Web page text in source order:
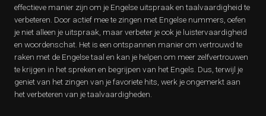
effectieve manier zijn om je Engelse uitspraak en taalvaardigheid te
verbeteren. Door actief mee te zingen met Engelse nummers, oefen
je niet alleen je uitspraak, maar verbeter je ook je luistervaardigheid
en woordenschat. Het is een ontspannen manier om vertrouwd te
raken met de Engelse taal en kan je helpen om meer zelfvertrouwen
te krijgen in het spreken en begrijpen van het Engels. Dus, terwijl je
geniet van het zingen van je favoriete hits, werk je ongemerkt aan
het verbeteren van je taalvaardigheden.